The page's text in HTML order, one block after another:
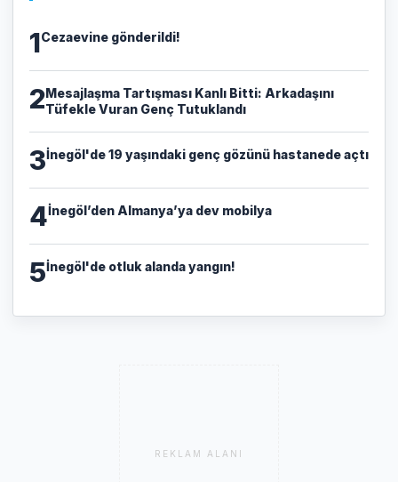
1Cezaevine gönderildi!
2​Mesajlaşma Tartışması Kanlı Bitti: Arkadaşını
Tüfekle Vuran Genç Tutuklandı
3İnegöl'de 19 yaşındaki genç gözünü hastanede açtı
4İnegöl’den Almanya’ya dev mobilya
5İnegöl'de otluk alanda yangın!
REKLAM ALANI